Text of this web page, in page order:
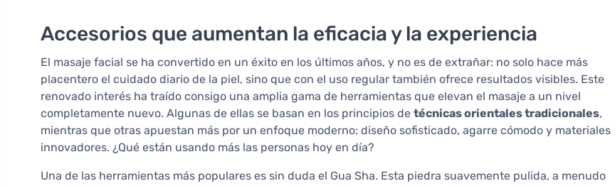
Accesorios que aumentan la eficacia y la experiencia
El masaje facial se ha convertido en un éxito en los últimos años, y no es de extrañar: no solo hace más
placentero el cuidado diario de la piel, sino que con el uso regular también ofrece resultados visibles. Este
renovado interés ha traído consigo una amplia gama de herramientas que elevan el masaje a un nivel
completamente nuevo. Algunas de ellas se basan en los principios de técnicas orientales tradicionales,
mientras que otras apuestan más por un enfoque moderno: diseño sofisticado, agarre cómodo y materiales
innovadores. ¿Qué están usando más las personas hoy en día?
Una de las herramientas más populares es sin duda el Gua Sha. Esta piedra suavemente pulida, a menudo